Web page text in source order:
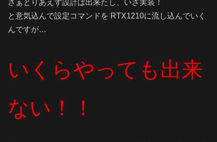
さぁとりあえず設計は出来たし、いざ実装！
と意気込んで設定コマンドを RTX1210に流し込んでいく
んですが…
いくらやっても出来
ない！！